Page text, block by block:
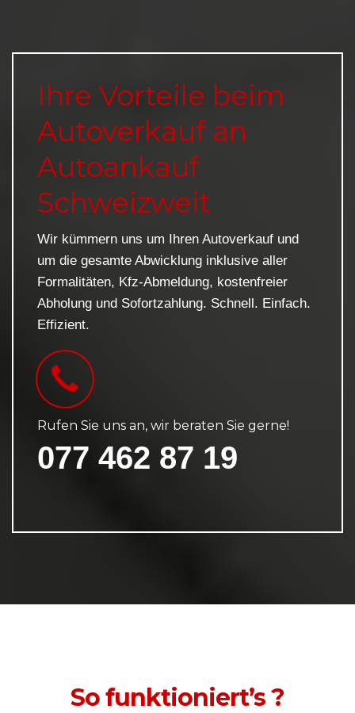
Ihre Vorteile beim
Autoverkauf an
Autoankauf
Schweizweit
Wir kümmern uns um Ihren Autoverkauf und
um die gesamte Abwicklung inklusive aller
Formalitäten, Kfz-Abmeldung, kostenfreier
Abholung und Sofortzahlung. Schnell. Einfach.
Effizient.
Rufen Sie uns an, wir beraten Sie gerne!
077 462 87 19
So funktioniert’s ?